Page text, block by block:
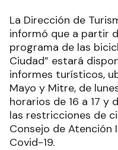
La Dirección de
informó que a partir
programa de las
Ciudad” estará
informes turísticos,
Mayo y Mitre, de
horarios de 16 a 17 y
las restricciones de
Consejo de Atención
Covid-19.